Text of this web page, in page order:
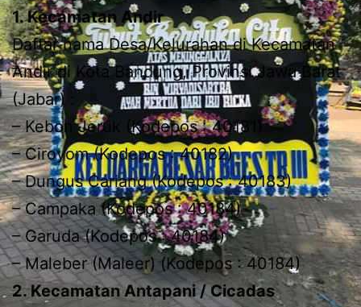
1. Kecamatan Andir
Daftar nama Desa/Kelurahan di Kecamatan
Andir di Kota Bandung, Provinsi Jawa Barat
(Jabar) :
– Kebon Jeruk (Kodepos : 40181)
– Ciroyom (Kodepos : 40182)
– Dungus Cariang (Kodepos : 40183)
– Campaka (Kodepos : 40184)
– Garuda (Kodepos : 40184)
– Maleber (Maleer) (Kodepos : 40184)
2. Kecamatan Antapani / Cicadas